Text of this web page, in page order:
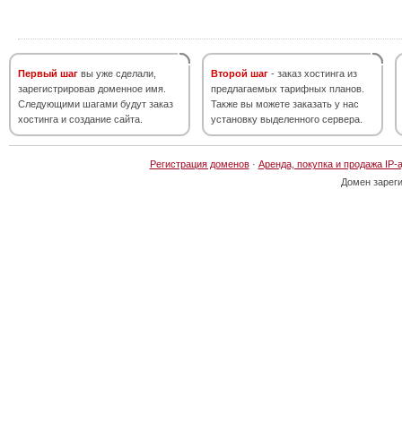
Первый шаг вы уже сделали,
зарегистрировав доменное имя.
Следующими шагами будут заказ
хостинга и создание сайта.
Второй шаг - заказ хостинга из
предлагаемых тарифных планов.
Также вы можете заказать у нас
установку выделенного сервера.
Регистрация доменов· Аренда, покупка и продажа IP-
Домен